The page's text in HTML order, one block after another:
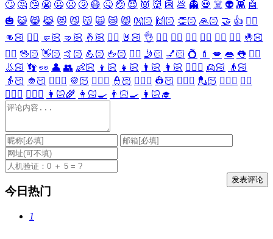
🙄 🤔 🤥 😬 🤐 🤢 🤧 😷 🤒 🤕 😈 👿 👹 👺 💩 👻 💀 ☠️ 👽 👾 🤖
🎃 😺 😸 😹 😻 😼 😽 🙀 😿 😾 👐🏻 🙌🏻 👏🏻 🙏🏻 🤝 👍 👎🏻
👊🏻 ✊🏻 🤛🏻 🤜🏻 🤞🏻 ✌🏻 🤘🏻 👌 👈🏻 👉🏻 👆🏻 👇🏻 ☝🏻 ✋🏻 🤚🏻
🖐🏻 🖖🏻 👋🏻 🤙🏻 💪🏻 🖕🏻 ✍🏻 🤳🏻 💅🏻 💍 💄 💋 👄 👅 👂🏻
👃🏻 👣 👀 👤 👥 👶🏻 👦🏻 👧🏻 👨🏻 👩🏻 👱🏻‍♀️ 👱🏻
👴🏻
👵🏻 👲🏻 👳🏻‍♀️ 👳🏻 👮🏻‍♀️ 👮🏻 👷🏻‍♀️ 👷🏻 💂🏻‍♀️ 💂🏻 🕵🏻‍♀️ 🕵🏻
👩🏻‍⚕️ 👨🏻‍⚕️ 👩🏻‍🌾 👩🏻‍🍳 👨🏻‍🍳 👩🏻‍🎓
今日热门
1